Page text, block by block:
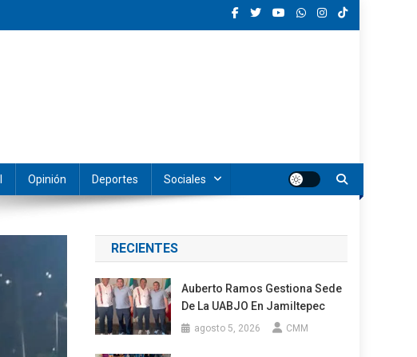
Opinión Deportes Sociales
RECIENTES
Auberto Ramos Gestiona Sede
De La UABJO En Jamiltepec
agosto 5, 2026 CMM